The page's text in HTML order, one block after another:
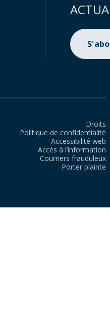
Droits
Politique de confidentialité
Accessibilité web
Accès à l’information
Courriers frauduleux
Porter plainte